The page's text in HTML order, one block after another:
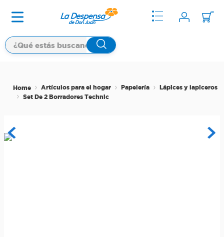
Artículos para el hogar Papelería
Lápices y lapiceros
Set De 2 Borradores Technic